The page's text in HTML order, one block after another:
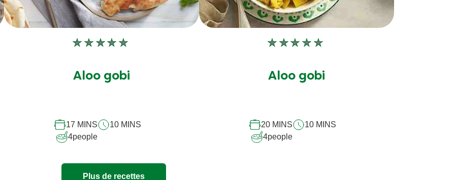
Aucune
soumise
Aloo gobi
17 MINS
10 MINS
4people
Aucune
soumise
Aloo gobi
20 MINS
10 MINS
4people
Plus de recettes